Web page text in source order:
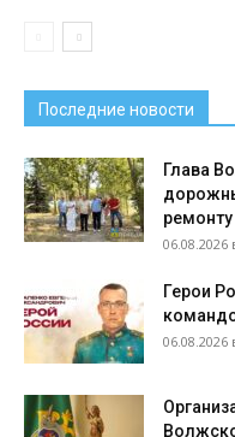
Последние новости
Глава
ремонту
06.08.2026
Герои
06.08.2026